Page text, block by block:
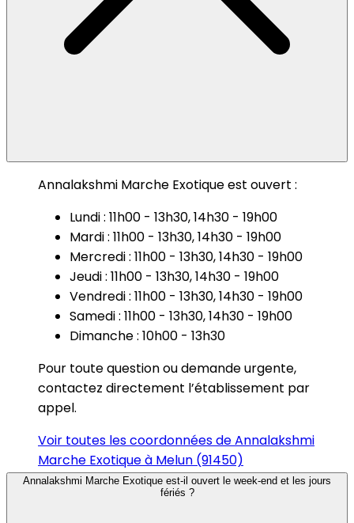
Annalakshmi Marche Exotique est ouvert :
Lundi : 11h00 - 13h30, 14h30 - 19h00
Mardi : 11h00 - 13h30, 14h30 - 19h00
Mercredi : 11h00 - 13h30, 14h30 - 19h00
Jeudi : 11h00 - 13h30, 14h30 - 19h00
Vendredi : 11h00 - 13h30, 14h30 - 19h00
Samedi : 11h00 - 13h30, 14h30 - 19h00
Dimanche : 10h00 - 13h30
Pour toute question ou demande urgente,
contactez directement l’établissement par
appel.
Voir toutes les coordonnées de Annalakshmi
Marche Exotique à Melun (91450)
Annalakshmi Marche Exotique est-il ouvert le week-end et les jours
fériés ?